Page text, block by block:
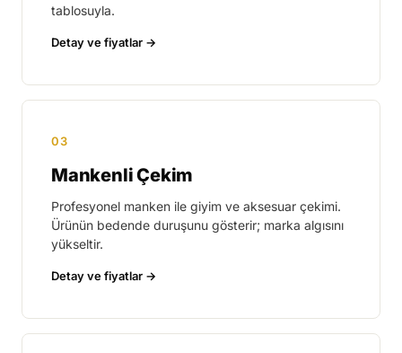
tablosuyla.
Detay ve fiyatlar
03
Mankenli Çekim
Profesyonel manken ile giyim ve aksesuar çekimi.
Ürünün bedende duruşunu gösterir; marka algısını
yükseltir.
Detay ve fiyatlar